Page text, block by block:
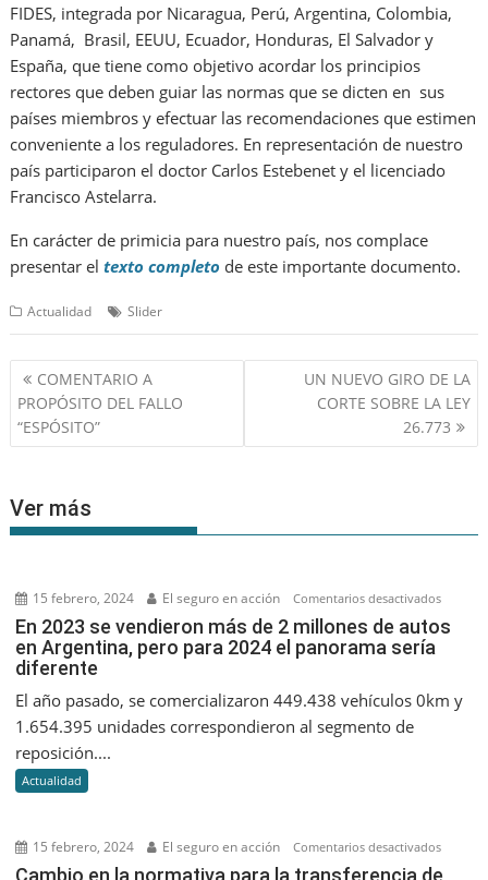
FIDES, integrada por Nicaragua, Perú, Argentina, Colombia,
Panamá, Brasil, EEUU, Ecuador, Honduras, El Salvador y
España, que tiene como objetivo acordar los principios
rectores que deben guiar las normas que se dicten en sus
países miembros y efectuar las recomendaciones que estimen
conveniente a los reguladores. En representación de nuestro
país participaron el doctor Carlos Estebenet y el licenciado
Francisco Astelarra.
En carácter de primicia para nuestro país, nos complace
presentar eltexto completo de este importante documento.
Actualidad Slider
Navegación
de
entradas
COMENTARIO A
PROPÓSITO DEL FALLO
“ESPÓSITO”
UN NUEVO GIRO DE LA
CORTE SOBRE LA LEY
26.773
Ver más
15 febrero, 2024 El seguro en acción Comentarios desactivadosen
En
En 2023 se vendieron más de 2 millones de autos
en Argentina, pero para 2024 el panorama sería
diferente
El año pasado, se comercializaron 449.438 vehículos 0km y
1.654.395 unidades correspondieron al segmento de
reposición....
Actualidad
15 febrero, 2024 El seguro en acción Comentarios desactivadosen
Cambio
Cambio en la normativa para la transferencia de